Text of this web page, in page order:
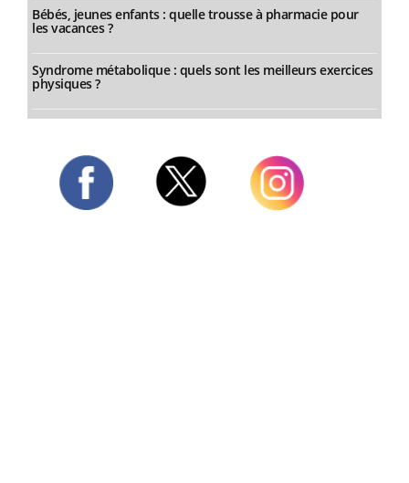
Bébés, jeunes enfants : quelle trousse à pharmacie pour
les vacances ?
Syndrome métabolique : quels sont les meilleurs exercices
physiques ?